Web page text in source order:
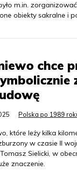
m.in.
obiekty sakralne i
chce
Polska po 1989
które leży kilka
w czasie II
Sielicki, w
znaczenie.